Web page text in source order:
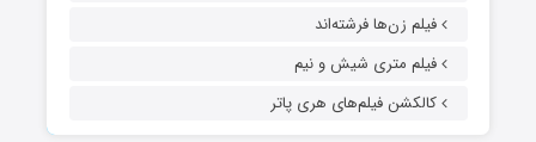
فیلم زن‌ها فرشته‌اند
فیلم متری شیش و نیم
کالکشن فیلم‌های هری پاتر